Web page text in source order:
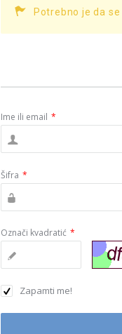
Potrebno je da
Ime ili email *
Šifra *
Označi kvadratić *
Zapamti me!